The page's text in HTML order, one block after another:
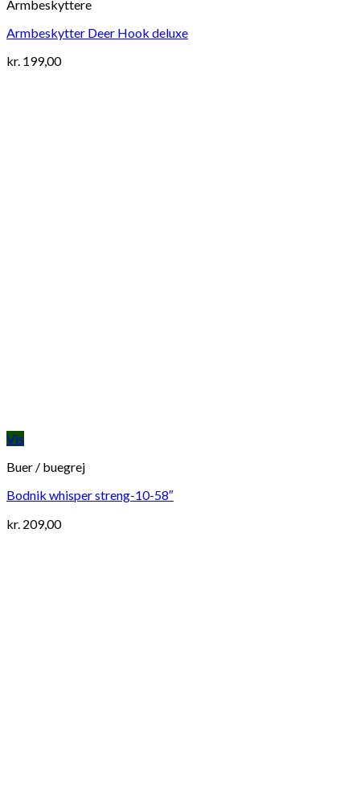
Armbeskyttere
Armbeskytter Deer Hook deluxe
kr. 199,00
Vis
Buer / buegrej
Bodnik whisper streng-10-58″
kr. 209,00